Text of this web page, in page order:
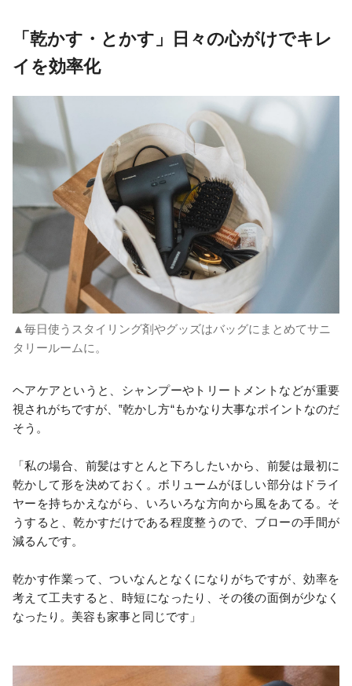
「乾かす・とかす」日々の心がけでキレ
イを効率化
▲毎日使うスタイリング剤やグッズはバッグにまとめてサニ
タリールームに。
ヘアケアというと、シャンプーやトリートメントなどが重要
視されがちですが、‟乾かし方“もかなり大事なポイントなのだ
そう。
「私の場合、前髪はすとんと下ろしたいから、前髪は最初に
乾かして形を決めておく。ボリュームがほしい部分はドライ
ヤーを持ちかえながら、いろいろな方向から風をあてる。そ
うすると、乾かすだけである程度整うので、ブローの手間が
減るんです。
乾かす作業って、ついなんとなくになりがちですが、効率を
考えて工夫すると、時短になったり、その後の面倒が少なく
なったり。美容も家事と同じです」